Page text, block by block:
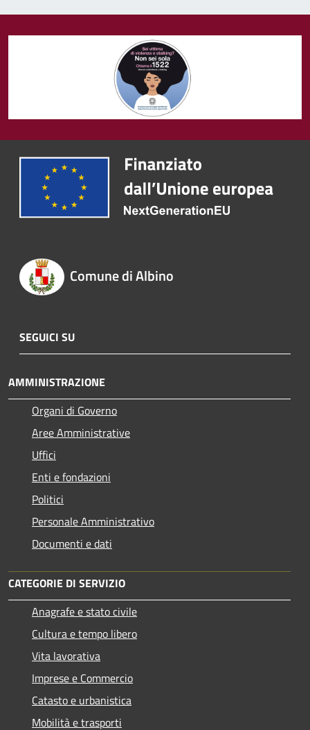
Comune di Albino
SEGUICI SU
AMMINISTRAZIONE
Organi di Governo
Aree Amministrative
Uffici
Enti e fondazioni
Politici
Personale Amministrativo
Documenti e dati
CATEGORIE DI SERVIZIO
Anagrafe e stato civile
Cultura e tempo libero
Vita lavorativa
Imprese e Commercio
Catasto e urbanistica
Mobilità e trasporti